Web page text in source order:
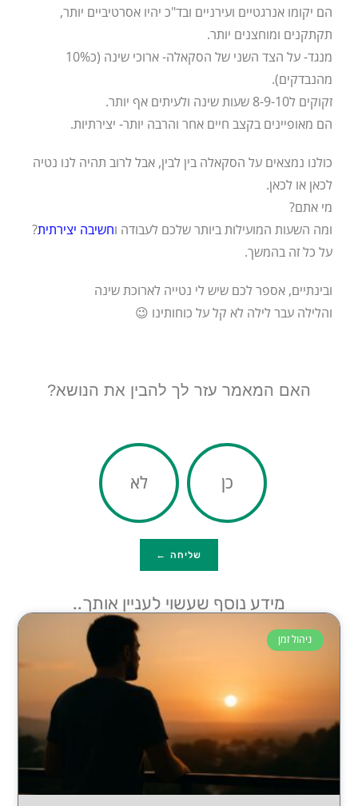
הם יקומו אנרגטיים ועירניים ובד"כ יהיו אסרטיביים יותר,
תקתקנים ומוחצנים יותר.
מנגד- על הצד השני של הסקאלה- ארוכי שינה (כ10%
מהנבדקים).
זקוקים ל8-9-10 שעות שינה ולעיתים אף יותר.
הם מאופיינים בקצב חיים אחר והרבה יותר- יצירתיות.
כולנו נמצאים על הסקאלה בין לבין, אבל לרוב תהיה לנו נטיה
לכאן או לכאן.
מי אתם?
ומה השעות המועילות ביותר שלכם לעבודה וחשיבה יצירתית?
על כל זה בהמשך.
ובינתיים, אספר לכם שיש לי נטייה לארוכת שינה
והלילה עבר לילה לא קל על כוחותינו 😉
האם המאמר עזר לך להבין את הנושא?
כן לא
שליחה ←
מידע נוסף שעשוי לעניין אותך..
ניהול זמן